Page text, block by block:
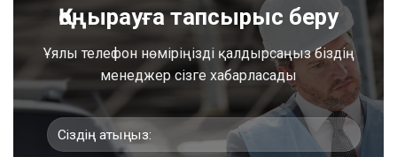
Қоңырауға тапсырыс беру
Ұялы телефон нөміріңізді қалдырсаңыз біздің
менеджер сізге хабарласады